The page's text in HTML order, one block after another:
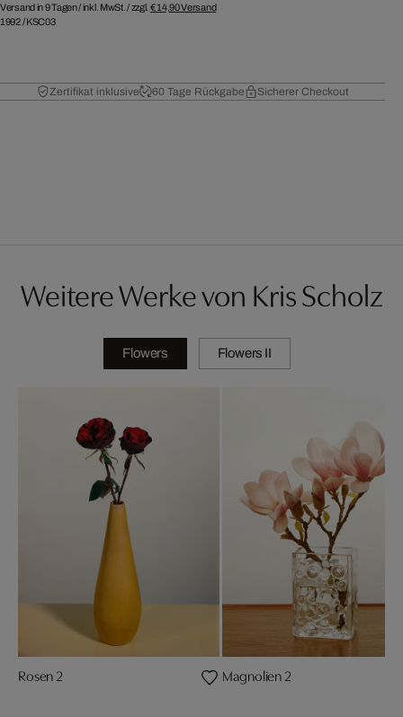
Versand in 9 Tagen /inkl. MwSt. / zzgl. € 14,90Versand
1992/KSC03
Zertifikat inklusive 60 Tage Rückgabe Sicherer Checkout
Weitere Werke von Kris Scholz
Flowers Flowers II
Rosen 2 Magnolien 2